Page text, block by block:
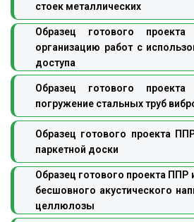
стоек металлических
Образец готового
организацию работ с
доступа
Образец готового
погружение стальных труб
Образец готового проекта
паркетной доски
Образец готового проекта ППР
бесшовного акустического
целлюлозы